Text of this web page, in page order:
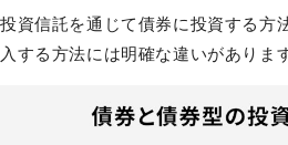
投資信託を通じて債券に投資する方
入する方法には明確な違いがありま